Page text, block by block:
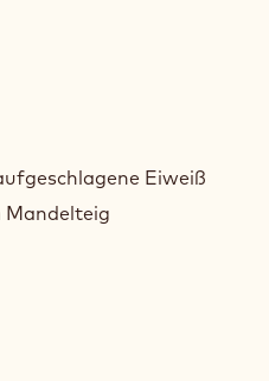
Eiweiß
Mandelteig